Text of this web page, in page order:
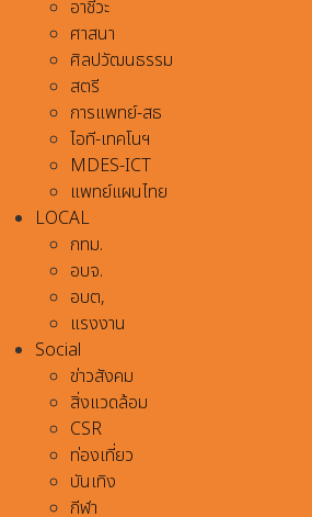
อาชีวะ
ศาสนา
ศิลปวัฒนธรรม
สตรี
การแพทย์-สธ
ไอที-เทคโนฯ
MDES-ICT
แพทย์แผนไทย
LOCAL
กทม.
อบจ.
อบต,
แรงงาน
Social
ข่าวสังคม
สิ่งแวดล้อม
CSR
ท่องเที่ยว
บันเทิง
กีฬา